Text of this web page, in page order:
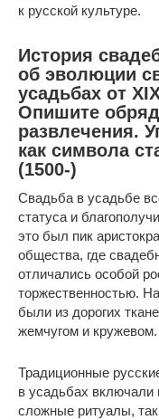
к русской культуре.
История
об эволюции
усадьбах от
Опишите
развлечения.
как символа
(1500-)
Свадьба в усадьбе
статуса и
это был пик
общества, где
отличались особой
торжественностью.
были из дорогих
жемчугом и кружевом.
Традиционные
в усадьбах включали
сложные ритуалы,